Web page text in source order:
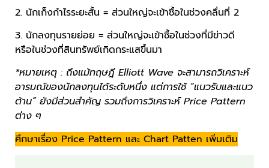
2. นักเก็งกำไรระยะสั้น = ส่วนใหญ่จะเข้าซื้อในช่วงคลื่นที่ 2
3. นักลงทุนรายย่อย = ส่วนใหญ่จะเข้าซื้อในช่วงที่มีข่าวดี
หรือในช่วงที่สินทรัพย์เกิดกระแสขึ้นมา
*หมายเหตุ : ถึงแม้ทฤษฎี Elliott Wave จะสามารถวิเคราะห์
อารมณ์ของนักลงทุนได้ระดับหนึ่ง แต่การใช้ “แนวรับและแนว
ต้าน” ยังมีส่วนสำคัญ รวมถึงการวิเคราะห์ Price Pattern
ต่าง ๆ
ศึกษาเรื่อง Price Pattern และ Chart Patten เพิ่มเติม